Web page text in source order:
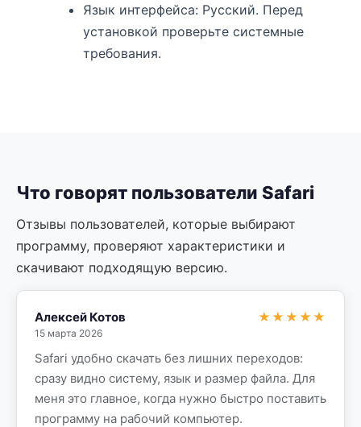
Язык интерфейса: Русский. Перед
установкой проверьте системные
требования.
Что говорят пользователи Safari
Отзывы пользователей, которые выбирают
программу, проверяют характеристики и
скачивают подходящую версию.
Алексей Котов
15 марта 2026
★★★★★
Safari удобно скачать без лишних переходов:
сразу видно систему, язык и размер файла. Для
меня это главное, когда нужно быстро поставить
программу на рабочий компьютер.